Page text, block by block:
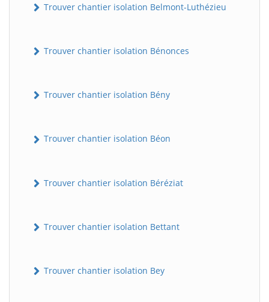
Trouver chantier isolation Belmont-Luthézieu
Trouver chantier isolation Bénonces
Trouver chantier isolation Bény
Trouver chantier isolation Béon
Trouver chantier isolation Béréziat
Trouver chantier isolation Bettant
Trouver chantier isolation Bey